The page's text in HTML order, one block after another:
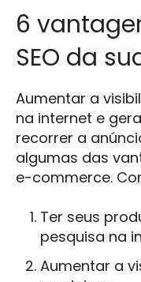
6
SEO da
Aumentar a
na internet e
recorrer a
algumas das
e-commerce.
Ter seus
pesquisa na
Aumentar a